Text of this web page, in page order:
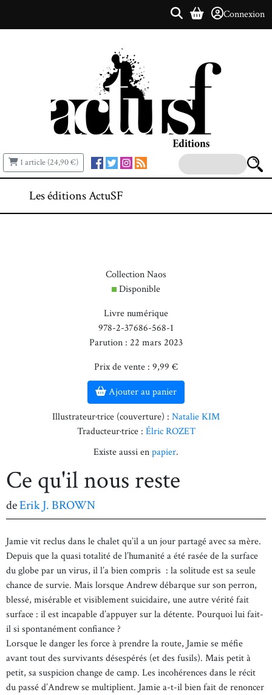
Connexion
1 article (24,90 €)
Les éditions ActuSF
Collection Naos
Disponible
Livre numérique
978-2-37686-568-1
Parution : 22 mars 2023
Prix de vente : 9,99 €
Ajouter au panier
Illustrateur·trice (couverture) : Natalie KIM
Traducteur·trice : Élric ROZET
Existe aussi enpapier.
Ce qu'il nous reste
deErik J. BROWN
Jamie vit reclus dans le chalet qu’il a un jour partagé avec sa mère.
Depuis que la quasi totalité de l’humanité a été rasée de la surface
du globe par un virus, il l’a bien compris : la solitude est sa seule
chance de survie. Mais lorsque Andrew débarque sur son perron,
blessé, misérable et visiblement suicidaire, une autre vérité fait
surface : il est incapable d’appuyer sur la détente. Pourquoi lui fait-
il si spontanément confiance ?
Lorsque le danger les force à prendre la route, Jamie se méfie
avant tout des survivants désespérés (et des fusils). Mais petit à
petit, sa suspicion change de camp. Les incohérences dans le récit
du passé d’Andrew se multiplient. Jamie a-t-il bien fait de renoncer